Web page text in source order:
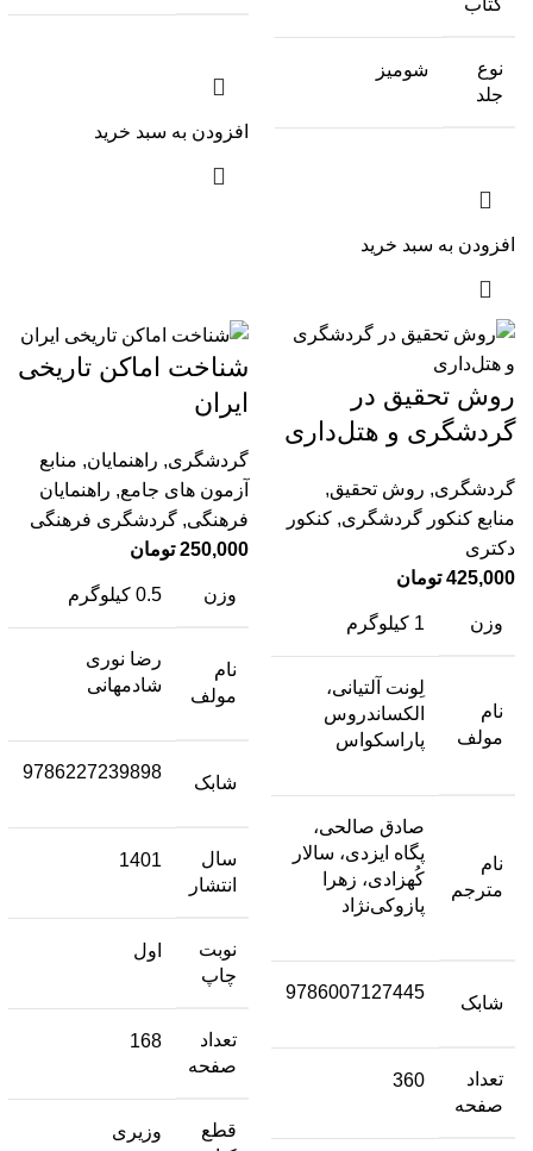
نوع
جلد
شومیز
افزودن به سبد خرید
افزودن به سبد خرید
روش تحقیق در
گردشگری و هتل‌داری
گردشگری, روش تحقیق,
منابع کنکور گردشگری, کنکور
دکتری
425,000 تومان
وزن 1 کیلوگرم
نام
مولف
لِونت آلتیانی،
الکساندروس
پاراسکواس
نام
مترجم
صادق صالحی،
پگاه ایزدی، سالار
کُهزادی، زهرا
پازوکی‌نژاد
شابک
9786007127445
تعداد
صفحه
360
شناخت اماکن تاریخی
ایران
گردشگری, راهنمایان, منابع
آزمون های جامع, راهنمایان
فرهنگی, گردشگری فرهنگی
250,000 تومان
وزن 0.5 کیلوگرم
نام
مولف
رضا نوری
شادمهانی
شابک
9786227239898
سال
انتشار
1401
نوبت
چاپ
اول
تعداد
صفحه
168
قطع
وزیری